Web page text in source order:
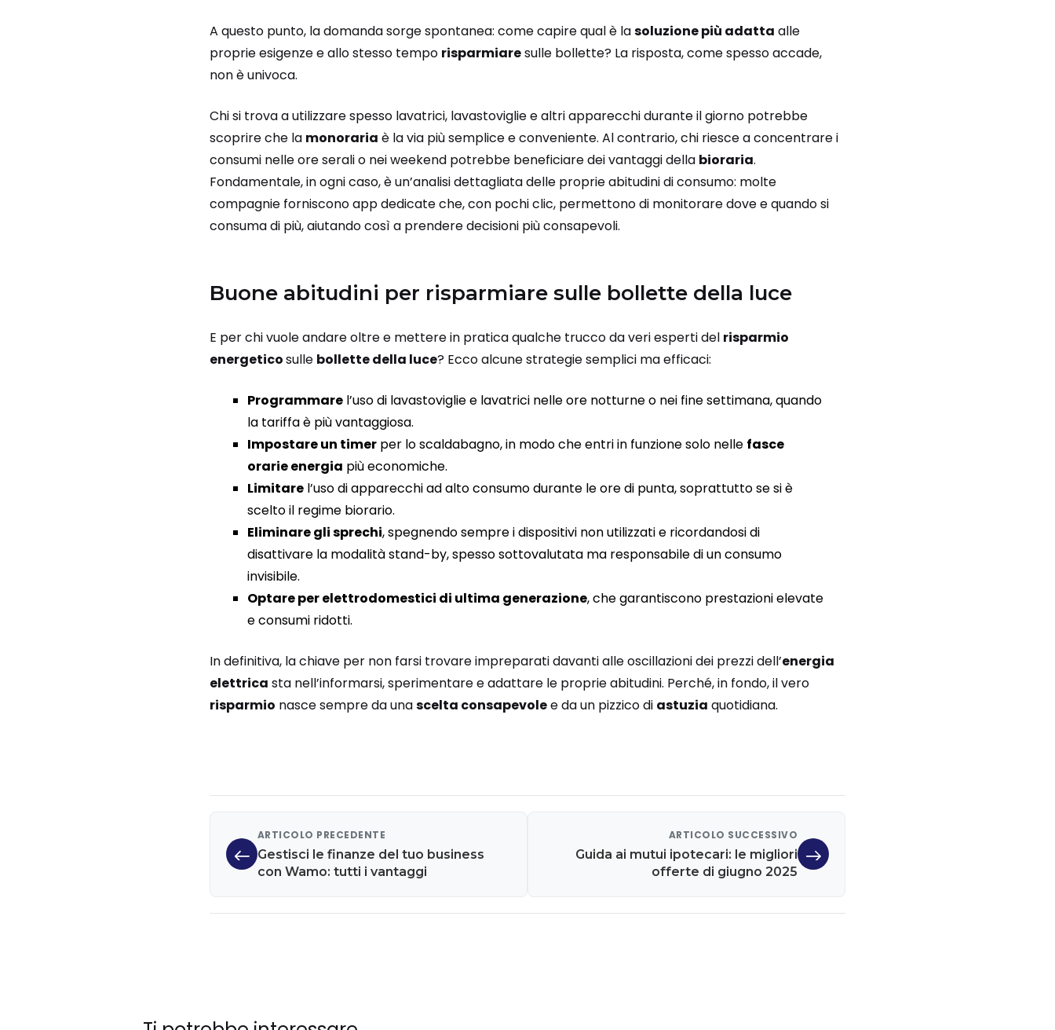
A questo punto, la domanda sorge spontanea: come capire qual è lasoluzione più adatta alle
proprie esigenze e allo stesso tempo risparmiaresulle bollette? La risposta, come spesso accade,
non è univoca.
Chi si trova a utilizzare spesso lavatrici, lavastoviglie e altri apparecchi durante il giorno potrebbe
scoprire che la monoraria è la via più semplice e conveniente. Al contrario, chi riesce a concentrare i
consumi nelle ore serali o nei weekend potrebbe beneficiare dei vantaggi della bioraria.
Fondamentale, in ogni caso, è un’analisi dettagliata delle proprie abitudini di consumo: molte
compagnie forniscono app dedicate che, con pochi clic, permettono di monitorare dove e quando si
consuma di più, aiutando così a prendere decisioni più consapevoli.
Buone abitudini per risparmiare sulle bollette della luce
E per chi vuole andare oltre e mettere in pratica qualche trucco da veri esperti del risparmio
energeticosulle bollette della luce? Ecco alcune strategie semplici ma efficaci:
Programmarel’uso di lavastoviglie e lavatrici nelle ore notturne o nei fine settimana, quando
la tariffa è più vantaggiosa.
Impostare un timerper lo scaldabagno, in modo che entri in funzione solo nelle fasce
orarie energia più economiche.
Limitarel’uso di apparecchi ad alto consumo durante le ore di punta, soprattutto se si è
scelto il regime biorario.
Eliminare gli sprechi, spegnendo sempre i dispositivi non utilizzati e ricordandosi di
disattivare la modalità stand-by, spesso sottovalutata ma responsabile di un consumo
invisibile.
Optare per elettrodomestici di ultima generazione, che garantiscono prestazioni elevate
e consumi ridotti.
In definitiva, la chiave per non farsi trovare impreparati davanti alle oscillazioni dei prezzi dell’energia
elettrica sta nell’informarsi, sperimentare e adattare le proprie abitudini. Perché, in fondo, il vero
risparmio nasce sempre da unascelta consapevolee da un pizzico di astuzia quotidiana.
ARTICOLO PRECEDENTE
Gestisci le finanze del tuo business
con Wamo: tutti i vantaggi
ARTICOLO SUCCESSIVO
Guida ai mutui ipotecari: le migliori
offerte di giugno 2025